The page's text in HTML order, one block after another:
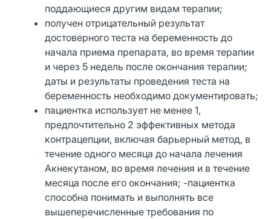
поддающиеся другим видам терапии;
получен отрицательный результат
достоверного теста на беременность до
начала приема препарата, во время терапии
и через 5 недель после окончания терапии;
даты и результаты проведения теста на
беременность необходимо документировать;
пациентка использует не менее 1,
предпочтительно 2 эффективных метода
контрацепции, включая барьерный метод, в
течение одного месяца до начала лечения
Акнекутаном, во время лечения и в течение
месяца после его окончания; -пациентка
способна понимать и выполнять все
вышеперечисленные требования по